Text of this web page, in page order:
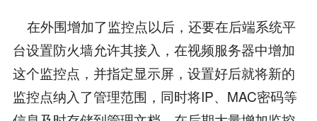
在外围增加了监控点以后，还要在后端系统平
台设置防火墙允许其接入，在视频服务器中增加
这个监控点，并指定显示屏，设置好后就将新的
监控点纳入了管理范围，同时将IP、MAC密码等